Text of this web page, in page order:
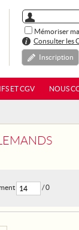
Mémoriser
Consulter les
Inscription
ET CGV NOUS
/ 0